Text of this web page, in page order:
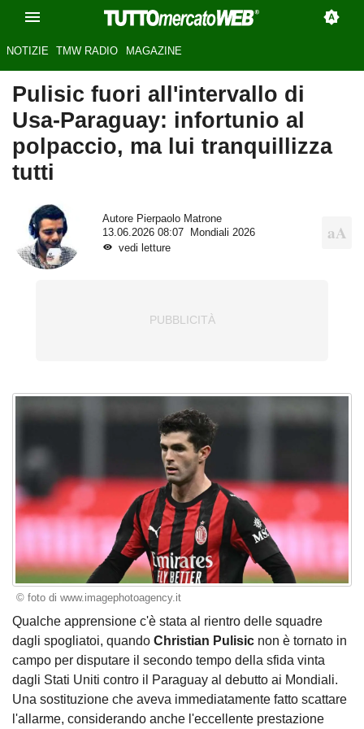
NOTIZIE TMW RADIO MAGAZINE
Pulisic fuori all'intervallo di
Usa-Paraguay: infortunio al
polpaccio, ma lui tranquillizza
tutti
Autore Pierpaolo Matrone
13.06.2026 08:07
Mondiali 2026
vedi letture
© foto di www.imagephotoagency.it
Qualche apprensione c'è stata al rientro delle squadre
dagli spogliatoi, quando Christian Pulisic non è tornato in
campo per disputare il secondo tempo della sfida vinta
dagli Stati Uniti contro il Paraguay al debutto ai Mondiali.
Una sostituzione che aveva immediatamente fatto scattare
l'allarme, considerando anche l'eccellente prestazione